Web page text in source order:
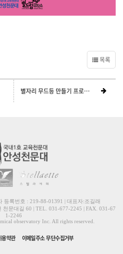
목록
별자리 무드등 만들기 프로그램 안내
등록번호 : 219-88-01391 | 대표자:조길래
문대길 60 | TEL. 031-677-2245 | FAX. 031-67
1-2246
observatory Inc. All rights reserved.
용약관 이메일주소 무단수집거부